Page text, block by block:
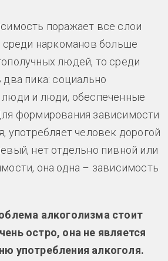
поражает все слои
среди наркоманов больше
людей, то среди
пика: социально
люди и люди, обеспеченные
формирования зависимости
употребляет человек дорогой
нет отдельно пивной или
она одна – зависимость
алкоголизма стоит
остро, она не является
употребления алкоголя.